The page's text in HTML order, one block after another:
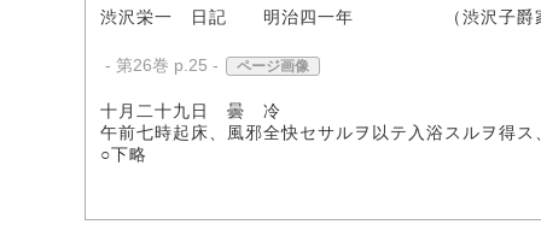
渋沢栄一 日記 明治四一年 （渋沢子爵家
- 第26巻 p.25 - ページ画像
十月二十九日 曇 冷
午前七時起床、風邪全快セサルヲ以テ入浴スルヲ得
○下略